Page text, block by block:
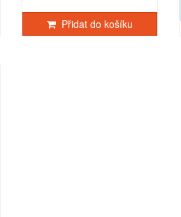
Přidat do košíku